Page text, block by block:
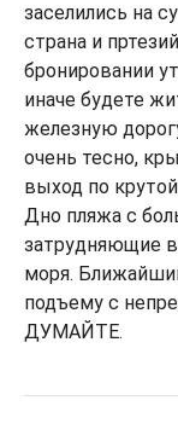
заселились на
страна и
бронировании
иначе будете
железную
очень тесно,
выход по
Дно пляжа с
затрудняющие
моря.
подъему с
ДУМАЙТЕ.